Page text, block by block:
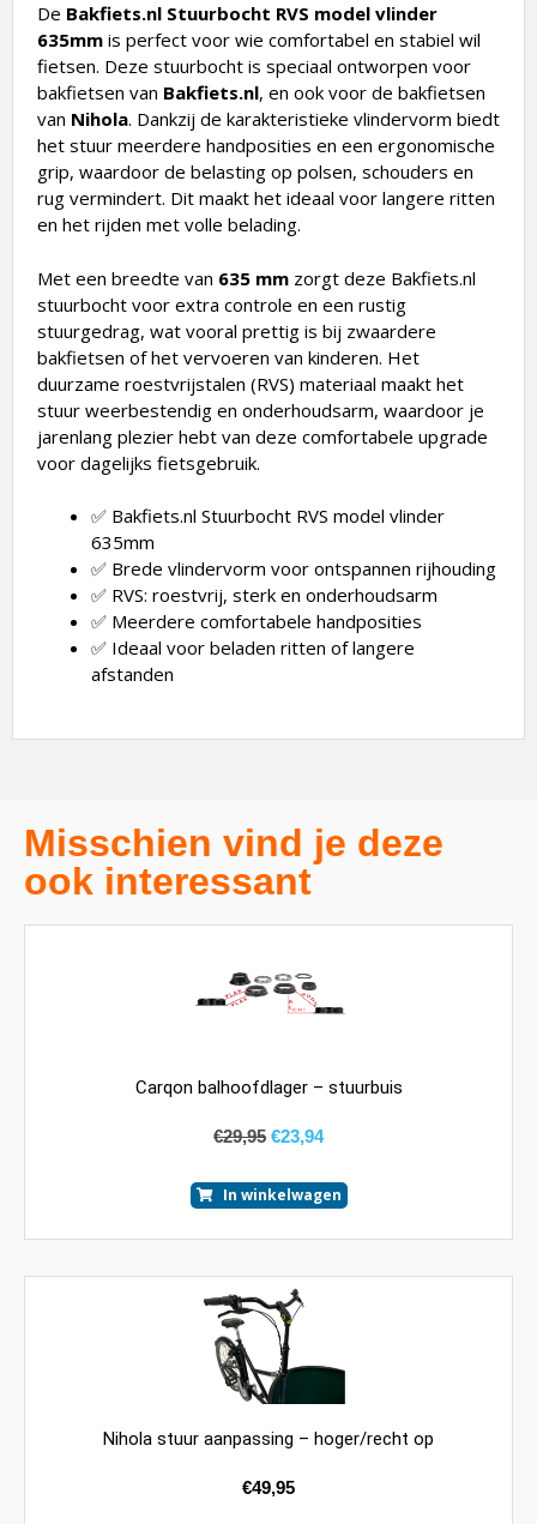
De Bakfiets.nl Stuurbocht RVS model vlinder
635mm is perfect voor wie comfortabel en stabiel wil
fietsen. Deze stuurbocht is speciaal ontworpen voor
bakfietsen van Bakfiets.nl, en ook voor de bakfietsen
van Nihola. Dankzij de karakteristieke vlindervorm biedt
het stuur meerdere handposities en een ergonomische
grip, waardoor de belasting op polsen, schouders en
rug vermindert. Dit maakt het ideaal voor langere ritten
en het rijden met volle belading.
Met een breedte van 635 mm zorgt deze Bakfiets.nl
stuurbocht voor extra controle en een rustig
stuurgedrag, wat vooral prettig is bij zwaardere
bakfietsen of het vervoeren van kinderen. Het
duurzame roestvrijstalen (RVS) materiaal maakt het
stuur weerbestendig en onderhoudsarm, waardoor je
jarenlang plezier hebt van deze comfortabele upgrade
voor dagelijks fietsgebruik.
✅ Bakfiets.nl Stuurbocht RVS model vlinder
635mm
✅ Brede vlindervorm voor ontspannen rijhouding
✅ RVS: roestvrij, sterk en onderhoudsarm
✅ Meerdere comfortabele handposities
✅ Ideaal voor beladen ritten of langere
afstanden
Misschien vind je deze
ook interessant
Carqon balhoofdlager – stuurbuis
€29,95 €23,94
In winkelwagen
Nihola stuur aanpassing – hoger/recht op
€49,95